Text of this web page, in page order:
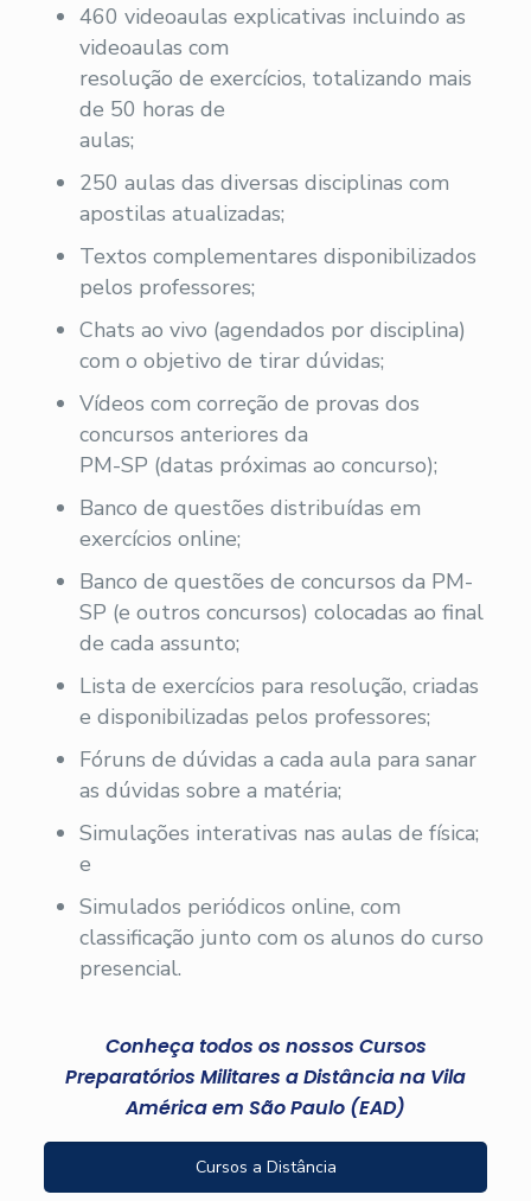
460 videoaulas explicativas incluindo as
videoaulas com
resolução de exercícios, totalizando mais
de 50 horas de
aulas;
250 aulas das diversas disciplinas com
apostilas atualizadas;
Textos complementares disponibilizados
pelos professores;
Chats ao vivo (agendados por disciplina)
com o objetivo de tirar dúvidas;
Vídeos com correção de provas dos
concursos anteriores da
PM-SP (datas próximas ao concurso);
Banco de questões distribuídas em
exercícios online;
Banco de questões de concursos da PM-
SP (e outros concursos) colocadas ao final
de cada assunto;
Lista de exercícios para resolução, criadas
e disponibilizadas pelos professores;
Fóruns de dúvidas a cada aula para sanar
as dúvidas sobre a matéria;
Simulações interativas nas aulas de física;
e
Simulados periódicos online, com
classificação junto com os alunos do curso
presencial.
Conheça todos os nossos Cursos
Preparatórios Militares a Distância na Vila
América em São Paulo (EAD)
Cursos a Distância